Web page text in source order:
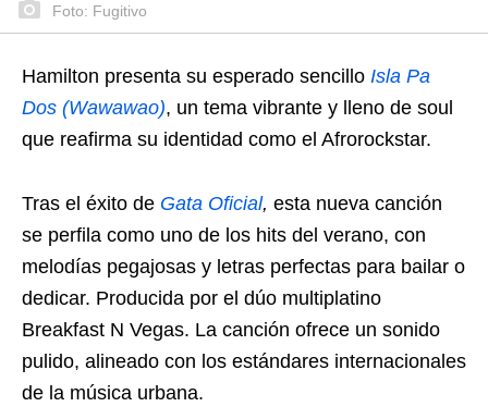
Foto: Fugitivo
Hamilton presenta su esperado sencillo Isla Pa
Dos (Wawawao), un tema vibrante y lleno de soul
que reafirma su identidad como el Afrorockstar.
Tras el éxito de Gata Oficial, esta nueva canción
se perfila como uno de los hits del verano, con
melodías pegajosas y letras perfectas para bailar o
dedicar. Producida por el dúo multiplatino
Breakfast N Vegas. La canción ofrece un sonido
pulido, alineado con los estándares internacionales
de la música urbana.